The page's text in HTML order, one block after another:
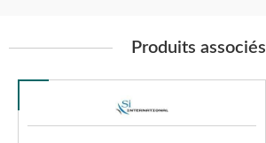
Produits associés